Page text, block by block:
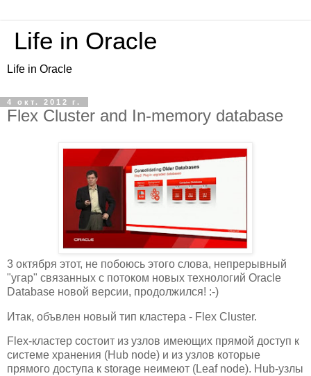
Life in Oracle
Life in Oracle
4 окт. 2012 г.
Flex Cluster and In-memory database
3 октября этот, не побоюсь этого слова, непрерывный
"угар" связанных с потоком новых технологий Oracle
Database новой версии, продолжился! :-)
Итак, объвлен новый тип кластера - Flex Cluster.
Flex-кластер состоит из узлов имеющих прямой доступ к
системе хранения (Hub node) и из узлов которые
прямого доступа к storage неимеют (Leaf node). Hub-узлы